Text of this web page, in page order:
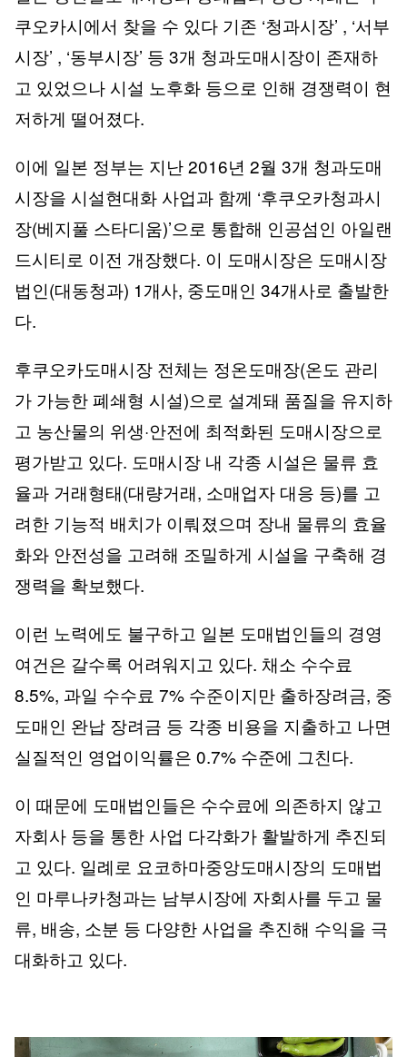
쿠오카시에서 찾을 수 있다 기존 ‘청과시장’ , ‘서부
시장’ , ‘동부시장’ 등 3개 청과도매시장이 존재하
고 있었으나 시설 노후화 등으로 인해 경쟁력이 현
저하게 떨어졌다.
이에 일본 정부는 지난 2016년 2월 3개 청과도매
시장을 시설현대화 사업과 함께 ‘후쿠오카청과시
장(베지풀 스타디움)’으로 통합해 인공섬인 아일랜
드시티로 이전 개장했다. 이 도매시장은 도매시장
법인(대동청과) 1개사, 중도매인 34개사로 출발한
다.
후쿠오카도매시장 전체는 정온도매장(온도 관리
가 가능한 폐쇄형 시설)으로 설계돼 품질을 유지하
고 농산물의 위생·안전에 최적화된 도매시장으로
평가받고 있다. 도매시장 내 각종 시설은 물류 효
율과 거래형태(대량거래, 소매업자 대응 등)를 고
려한 기능적 배치가 이뤄졌으며 장내 물류의 효율
화와 안전성을 고려해 조밀하게 시설을 구축해 경
쟁력을 확보했다.
이런 노력에도 불구하고 일본 도매법인들의 경영
여건은 갈수록 어려워지고 있다. 채소 수수료
8.5%, 과일 수수료 7% 수준이지만 출하장려금, 중
도매인 완납 장려금 등 각종 비용을 지출하고 나면
실질적인 영업이익률은 0.7% 수준에 그친다.
이 때문에 도매법인들은 수수료에 의존하지 않고
자회사 등을 통한 사업 다각화가 활발하게 추진되
고 있다. 일례로 요코하마중앙도매시장의 도매법
인 마루나카청과는 남부시장에 자회사를 두고 물
류, 배송, 소분 등 다양한 사업을 추진해 수익을 극
대화하고 있다.